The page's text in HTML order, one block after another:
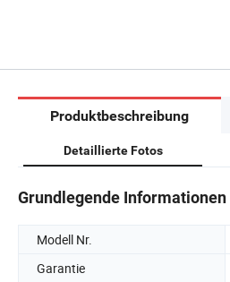
Produktbeschreibung
Detaillierte Fotos
Grundlegende Informationen
Modell Nr.
Garantie